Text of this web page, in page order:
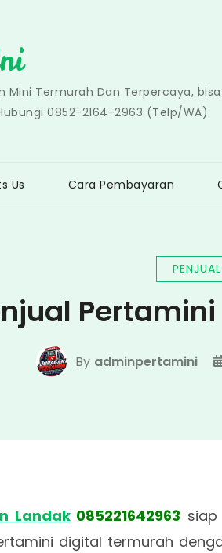
Mini Termurah Dan Terpercaya, bisa
Hubungi 0852-2164-2963 (Telp/WA).
Us Cara Pembayaran
By adminpertamini
Landak 085221642963
digital termurah